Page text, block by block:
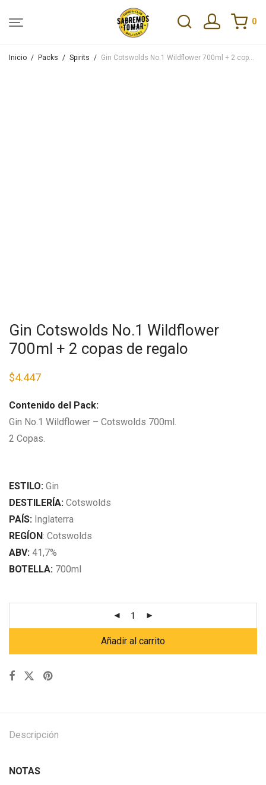
0
Inicio / Packs / Spirits / Gin Cotswolds No.1 Wildflower 700ml + 2 copas de regalo
Gin Cotswolds No.1 Wildflower
700ml + 2 copas de regalo
$4.447
Contenido del Pack:
Gin No.1 Wildflower – Cotswolds 700ml.
2 Copas.
ESTILO: Gin
DESTILERÍA: Cotswolds
PAÍS: Inglaterra
REGÍON: Cotswolds
ABV: 41,7%
BOTELLA: 700ml
Añadir al carrito
Descripción
NOTAS